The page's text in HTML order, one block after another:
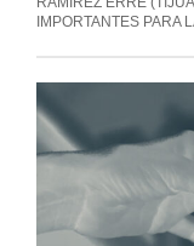
IMPORTANTES PARA